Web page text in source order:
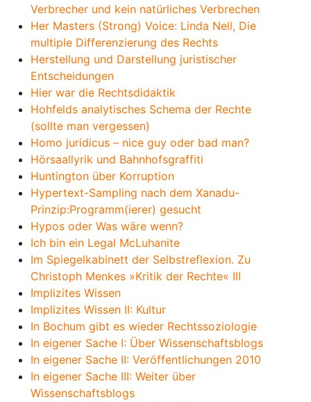
Verbrecher und kein natürliches Verbrechen
Her Masters (Strong) Voice: Linda Nell, Die
multiple Differenzierung des Rechts
Herstellung und Darstellung juristischer
Entscheidungen
Hier war die Rechtsdidaktik
Hohfelds analytisches Schema der Rechte
(sollte man vergessen)
Homo juridicus – nice guy oder bad man?
Hörsaallyrik und Bahnhofsgraffiti
Huntington über Korruption
Hypertext-Sampling nach dem Xanadu-
Prinzip:Programm(ierer) gesucht
Hypos oder Was wäre wenn?
Ich bin ein Legal McLuhanite
Im Spiegelkabinett der Selbstreflexion. Zu
Christoph Menkes »Kritik der Rechte« III
Implizites Wissen
Implizites Wissen II: Kultur
In Bochum gibt es wieder Rechtssoziologie
In eigener Sache I: Über Wissenschaftsblogs
In eigener Sache II: Veröffentlichungen 2010
In eigener Sache III: Weiter über
Wissenschaftsblogs